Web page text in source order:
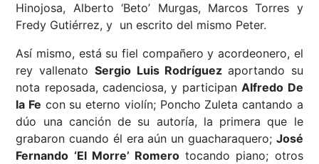
Hinojosa, Alberto ‘Beto’ Murgas, Marcos Torres y
Fredy Gutiérrez, y un escrito del mismo Peter.
Así mismo, está su fiel compañero y acordeonero, el
rey vallenato Sergio Luis Rodríguez aportando su
nota reposada, cadenciosa, y participanAlfredo De
la Fe con su eterno violín; Poncho Zuleta cantando a
dúo una canción de su autoría, la primera que le
grabaron cuando él era aún un guacharaquero; José
Fernando ‘El Morre’ Romero tocando piano; otros